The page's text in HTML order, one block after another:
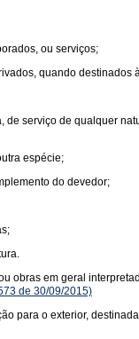
ou serviços;
quando destinados
serviço de qualquer
espécie;
do devedor;
em geral
de 30/09/2015)
para o exterior,